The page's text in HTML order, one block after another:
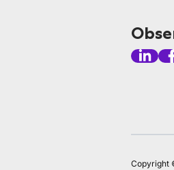
Copyright